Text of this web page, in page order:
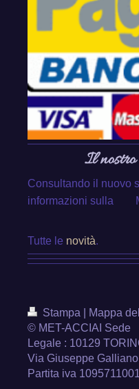
Il nostro
Consultando il nuovo
informazioni sulla
Tutte le novità.
Stampa
Mappa
© MET-ACCIAI Sede
Legale : 10129
Via Giuseppe
Partita iva